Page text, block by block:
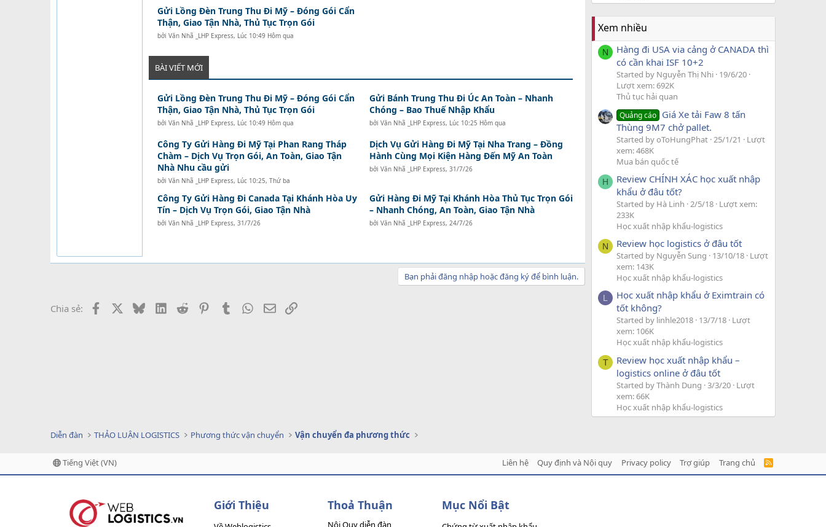
Gửi Lồng Đèn Trung Thu Đi Mỹ – Đóng Gói Cẩn
Thận, Giao Tận Nhà, Thủ Tục Trọn Gói
bởi Văn Nhã _LHP Express, Lúc 10:49 Hôm qua
BÀI VIẾT MỚI
Gửi Lồng Đèn Trung Thu Đi Mỹ – Đóng Gói Cẩn
Thận, Giao Tận Nhà, Thủ Tục Trọn Gói
bởi Văn Nhã _LHP Express, Lúc 10:49 Hôm qua
Gửi Bánh Trung Thu Đi Úc An Toàn – Nhanh
Chóng – Bao Thuế Nhập Khẩu
bởi Văn Nhã _LHP Express, Lúc 10:25 Hôm qua
Công Ty Gửi Hàng Đi Mỹ Tại Phan Rang Tháp
Chàm – Dịch Vụ Trọn Gói, An Toàn, Giao Tận
Nhà Nhu cầu gửi
bởi Văn Nhã _LHP Express, Lúc 10:25, Thứ ba
Dịch Vụ Gửi Hàng Đi Mỹ Tại Nha Trang – Đồng
Hành Cùng Mọi Kiện Hàng Đến Mỹ An Toàn
bởi Văn Nhã _LHP Express, 31/7/26
Công Ty Gửi Hàng Đi Canada Tại Khánh Hòa Uy
Tín – Dịch Vụ Trọn Gói, Giao Tận Nhà
bởi Văn Nhã _LHP Express, 31/7/26
Gửi Hàng Đi Mỹ Tại Khánh Hòa Thủ Tục Trọn Gói
– Nhanh Chóng, An Toàn, Giao Tận Nhà
bởi Văn Nhã _LHP Express, 24/7/26
Bạn phải đăng nhập hoặc đăng ký để bình luận.
Chia sẻ: Facebook BlueskyLinkedIn
Reddit PinterestTumblr WhatsApp
EmailLink
Xem nhiều
N
Hàng đi USA via cảng ở CANADA thì
có cần khai ISF 10+2
Started by Nguyễn Thị Nhi 19/6/20
Lượt xem: 692K
Thủ tục hải quan
Quảng cáo Giá Xe tải Faw 8 tấn
Thùng 9M7 chở pallet.
Started by oToHungPhat 25/1/21
Lượt
xem: 468K
Mua bán quốc tế
H
Review CHÍNH XÁC học xuất nhập
khẩu ở đâu tốt?
Started by Hà Linh 2/5/18 Lượt xem:
233K
Học xuất nhập khẩu-logistics
N Review học logistics ở đâu tốt
Started by Nguyễn Sung 13/10/18 Lượt
xem: 143K
Học xuất nhập khẩu-logistics
L
Học xuất nhập khẩu ở Eximtrain có
tốt không?
Started by linhle2018 13/7/18 Lượt
xem: 106K
Học xuất nhập khẩu-logistics
T
Review học xuất nhập khẩu –
logistics online ở đâu tốt
Started by Thành Dung 3/3/20 Lượt
xem: 66K
Học xuất nhập khẩu-logistics
Diễn đàn THẢO LUẬN LOGISTICS Phương thức vận chuyển Vận chuyển đa phương thức
Tiếng Việt (VN) Liên hệ Quy định và Nội quy Privacy policy Trợ giúp Trang chủ
R
Giới Thiệu Thoả Thuận
Nội Quy diễn đàn
Mục Nổi Bật